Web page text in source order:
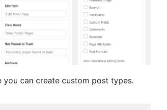
you can create custom post types.